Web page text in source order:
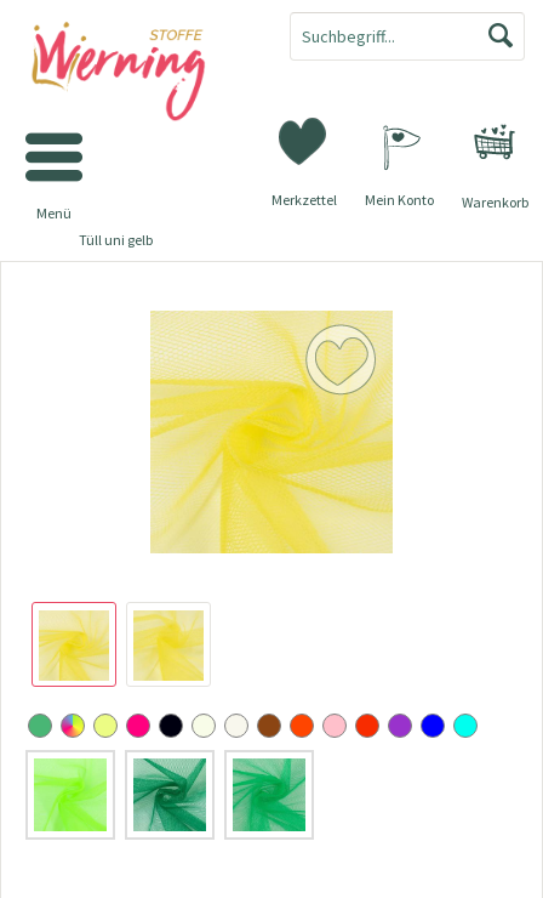
Warenkorb
Merkzettel Mein Konto
Menü
Tüll uni gelb